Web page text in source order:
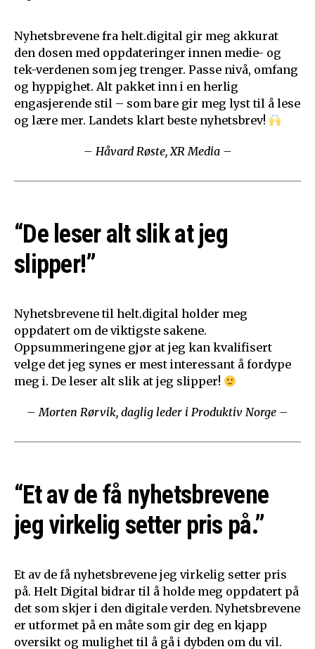
Nyhetsbrevene fra helt.digital gir meg akkurat
den dosen med oppdateringer innen medie- og
tek-verdenen som jeg trenger. Passe nivå, omfang
og hyppighet. Alt pakket inn i en herlig
engasjerende stil – som bare gir meg lyst til å lese
og lære mer. Landets klart beste nyhetsbrev!
– Håvard Røste, XR Media –
“De leser alt slik at jeg
slipper!”
Nyhetsbrevene til helt.digital holder meg
oppdatert om de viktigste sakene.
Oppsummeringene gjør at jeg kan kvalifisert
velge det jeg synes er mest interessant å fordype
meg i. De leser alt slik at jeg slipper!
– Morten Rørvik, daglig leder i Produktiv Norge –
“Et av de få nyhetsbrevene
jeg virkelig setter pris på.”
Et av de få nyhetsbrevene jeg virkelig setter pris
på. Helt Digital bidrar til å holde meg oppdatert på
det som skjer i den digitale verden. Nyhetsbrevene
er utformet på en måte som gir deg en kjapp
oversikt og mulighet til å gå i dybden om du vil.